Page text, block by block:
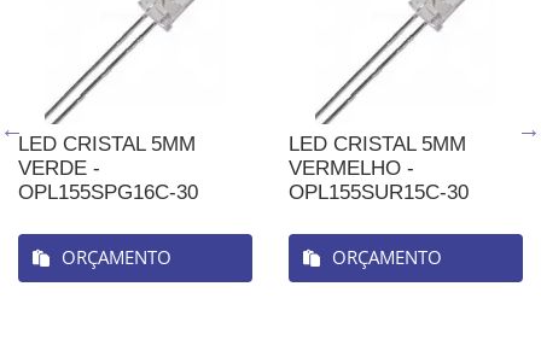
LED CRISTAL 5MM
VERDE -
OPL155SPG16C-30
ORÇAMENTO
LED CRISTAL 5MM
VERMELHO -
OPL155SUR15C-30
ORÇAMENTO